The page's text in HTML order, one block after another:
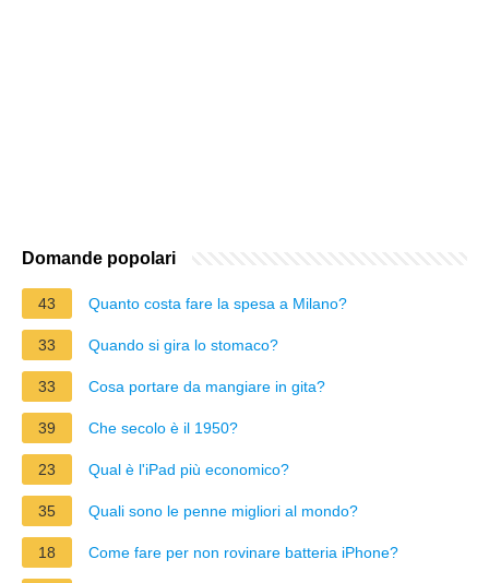
Domande popolari
43 Quanto costa fare la spesa a Milano?
33 Quando si gira lo stomaco?
33 Cosa portare da mangiare in gita?
39 Che secolo è il 1950?
23 Qual è l'iPad più economico?
35 Quali sono le penne migliori al mondo?
18 Come fare per non rovinare batteria iPhone?